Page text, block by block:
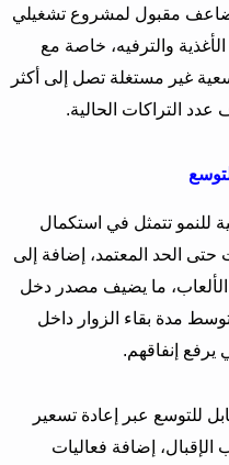
مقبول لمشروع تشغيلي
والترفيه، خاصة مع
غير مستغلة تصل إلى أكثر
عدد التراكات الحالية.
للنمو تتمثل في استكمال
حتى الحد المعتمد، إضافة إلى
ما يضيف مصدر دخل
مدة بقاء الزوار داخل
يرفع إنفاقهم.
للتوسع عبر إعادة تسعير
الإقبال، إضافة فعاليات